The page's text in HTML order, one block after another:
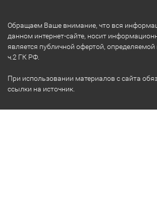
Обращаем Ваше внимание, что вся
данном интернет-сайте, носит
является публичной офертой,
ч.2 ГК РФ.
При использовании материалов с сайта
ссылки на источник.